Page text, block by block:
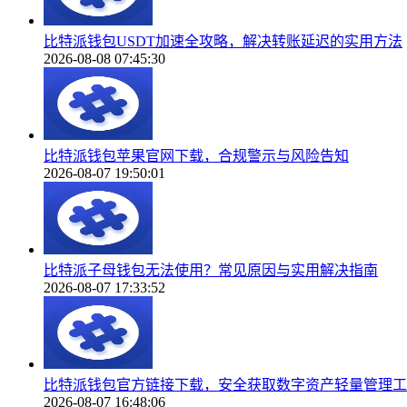
比特派钱包USDT加速全攻略，解决转账延迟的实用方法
2026-08-08 07:45:30
比特派钱包苹果官网下载，合规警示与风险告知
2026-08-07 19:50:01
比特派子母钱包无法使用？常见原因与实用解决指南
2026-08-07 17:33:52
比特派钱包官方链接下载，安全获取数字资产轻量管理
2026-08-07 16:48:06